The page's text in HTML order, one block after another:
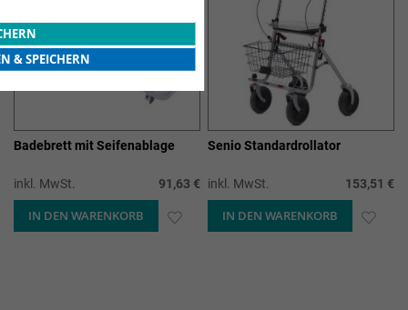
Badebrett mit Seifenablage
inkl. MwSt. 91,63 €
IN DEN WARENKORB ZUR
Senio Standardrollator
inkl. MwSt. 153,51 €
IN DEN WARENKORB ZUR
& SPEICHERN